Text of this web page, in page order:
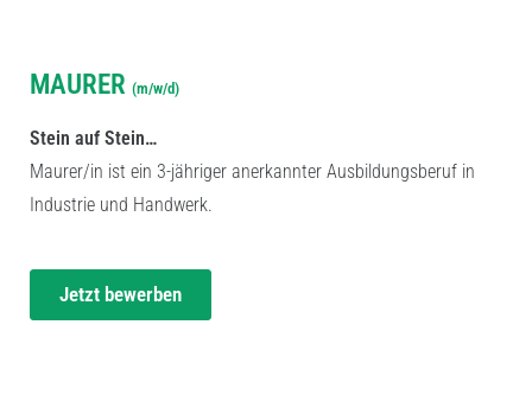
MAURER (m/w/d)
Stein auf Stein…
Maurer/in ist ein 3-jähriger anerkannter Ausbildungsberuf in
Industrie und Handwerk.
Jetzt bewerben